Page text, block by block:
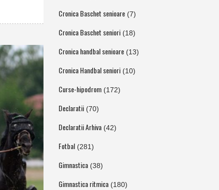
Cronica Baschet senioare(7)
Cronica Baschet seniori(18)
Cronica handbal senioare(13)
Cronica Handbal seniori(10)
Curse-hipodrom(172)
Declaratii(70)
Declaratii Arhiva(42)
Fotbal (281)
Gimnastica(38)
Gimnastica ritmica(180)